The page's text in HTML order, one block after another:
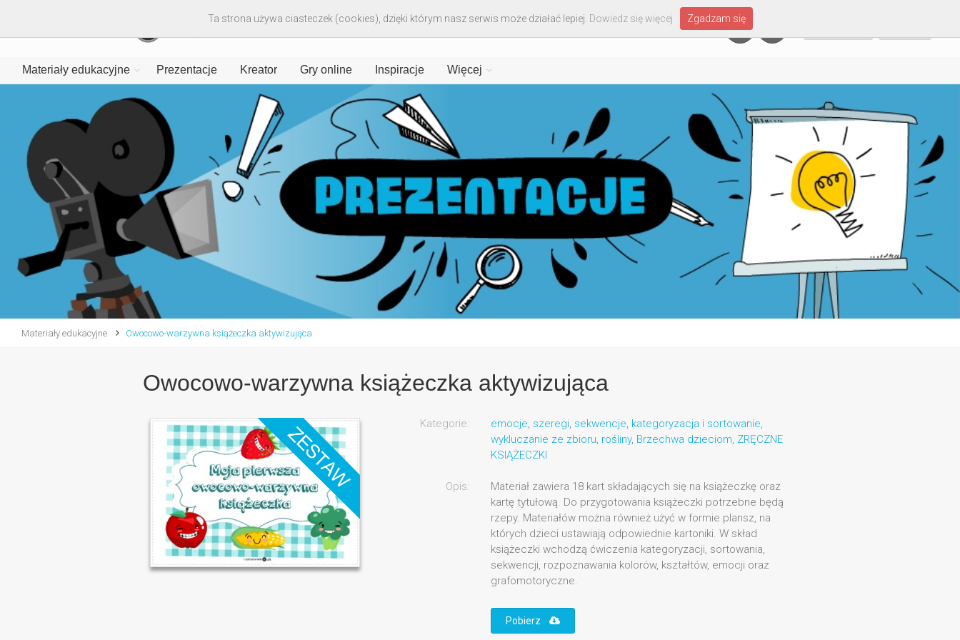
Materiały edukacyjne Prezentacje Kreator Gry online Inspiracje Więcej
Materiały edukacyjne Owocowo-warzywna książeczka aktywizująca
Owocowo-warzywna książeczka aktywizująca
Kategorie: emocje, szeregi, sekwencje, kategoryzacja i sortowanie,
wykluczanie ze zbioru, rośliny, Brzechwa dzieciom, ZRĘCZNE
KSIĄŻECZKI
Opis:
Materiał zawiera 18 kart składających się na książeczkę oraz
kartę tytułową. Do przygotowania książeczki potrzebne będą
rzepy. Materiałów można również użyć w formie plansz, na
których dzieci ustawiają odpowiednie kartoniki. W skład
książeczki wchodzą ćwiczenia kategoryzacji, sortowania,
sekwencji, rozpoznawania kolorów, kształtów, emocji oraz
grafomotoryczne.
Pobierz
Ta strona używa ciasteczek (cookies), dzięki którym nasz serwis może działać lepiej. Dowiedz się więcej Zgadzam się